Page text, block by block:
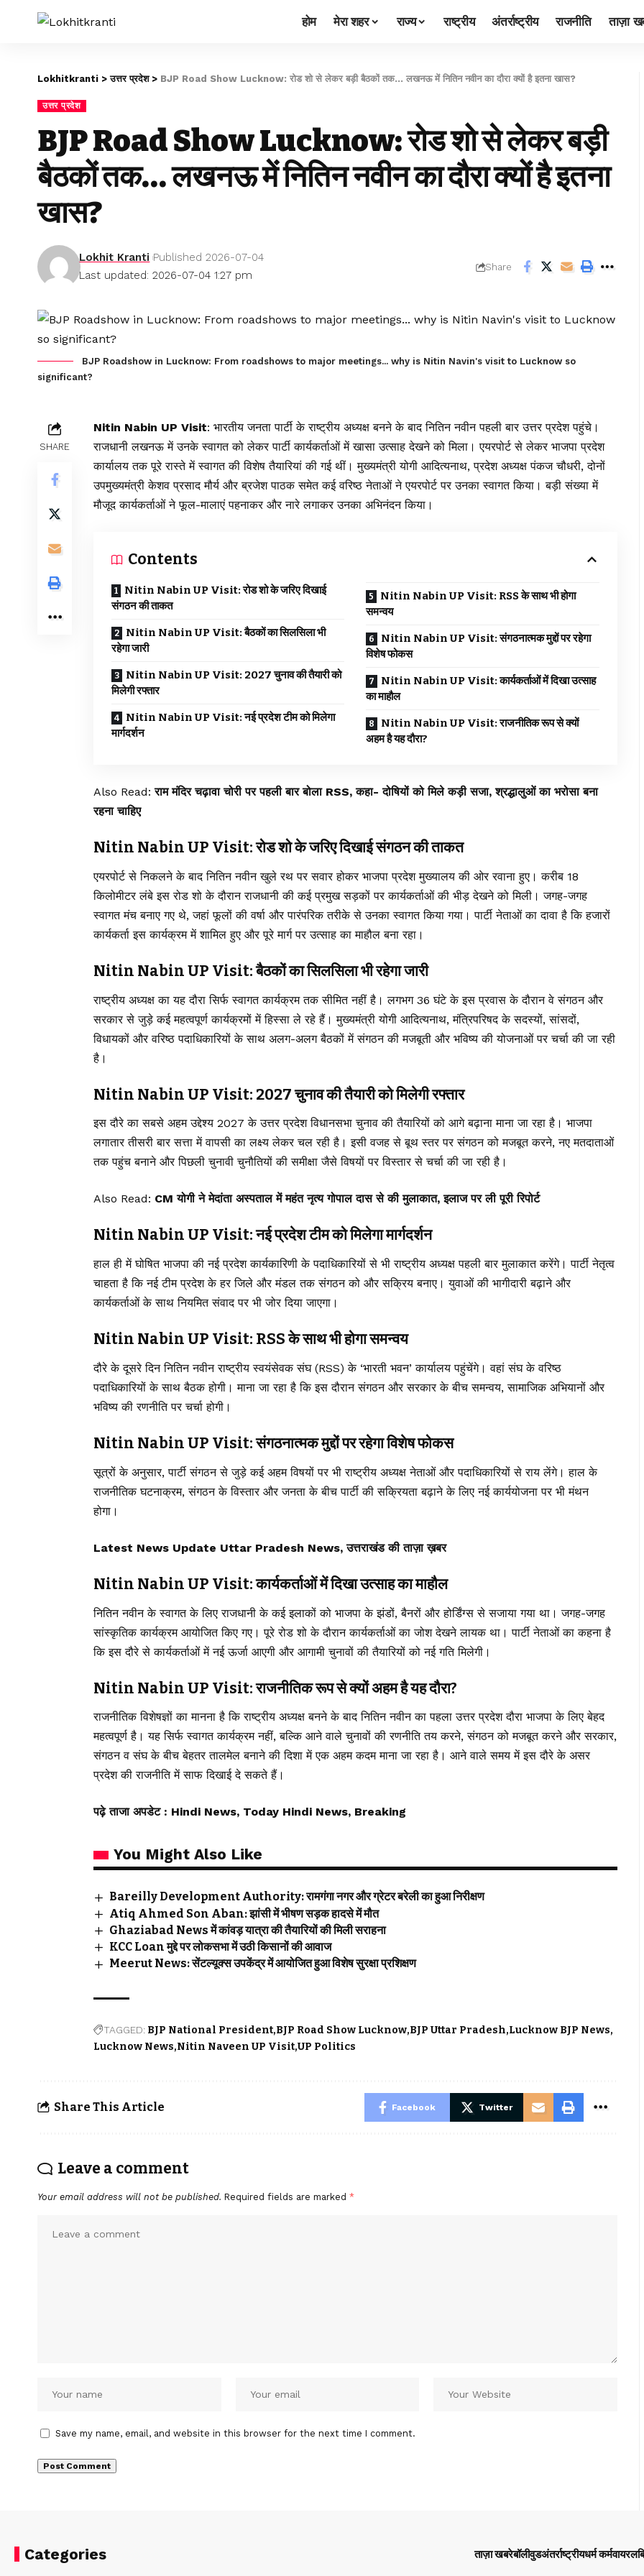
होम मेरा शहर राज्य राष्ट्रीय अंतर्राष्ट्रीय राजनीति ताज़ा
Lokhitkranti >उत्तर प्रदेश> BJP Road Show Lucknow: रोड शो से लेकर बड़ी बैठकों तक… लखनऊ में नितिन नवीन का दौरा क्यों है इतना खास?
उत्तर प्रदेश
BJP Road Show Lucknow: रोड शो से लेकर बड़ी
बैठकों तक… लखनऊ में नितिन नवीन का दौरा क्यों है इतना
खास?
Last updated: 2026-07-04 1:27 pm
Lokhit Kranti Published 2026-07-04
Share
BJP Roadshow in Lucknow: From roadshows to major meetings... why is Nitin Navin's visit to Lucknow so
significant?
SHARE
Nitin Nabin UP Visit: भारतीय जनता पार्टी के राष्ट्रीय अध्यक्ष बनने के बाद नितिन नवीन पहली बारउत्तर प्रदेशपहुंचे।
राजधानी लखनऊ में उनके स्वागत को लेकर पार्टी कार्यकर्ताओं में खासा उत्साह देखने को मिला। एयरपोर्ट से लेकर भाजपा प्रदेश
कार्यालय तक पूरे रास्ते में स्वागत की विशेष तैयारियां की गई थीं। मुख्यमंत्री योगी आदित्यनाथ, प्रदेश अध्यक्ष पंकज चौधरी, दोनों
उपमुख्यमंत्री केशव प्रसाद मौर्य और ब्रजेश पाठक समेत कई वरिष्ठ नेताओं ने एयरपोर्ट पर उनका स्वागत किया। बड़ी संख्या में
मौजूद कार्यकर्ताओं ने फूल-मालाएं पहनाकर और नारे लगाकर उनका अभिनंदन किया।
Contents
Nitin Nabin UP Visit: रोड शो के जरिए दिखाई
संगठन की ताकत
Nitin Nabin UP Visit: बैठकों का सिलसिला भी
रहेगा जारी
Nitin Nabin UP Visit: 2027 चुनाव की तैयारी को
मिलेगी रफ्तार
Nitin Nabin UP Visit: नई प्रदेश टीम को मिलेगा
मार्गदर्शन
Nitin Nabin UP Visit: RSS के साथ भी होगा
समन्वय
Nitin Nabin UP Visit: संगठनात्मक मुद्दों पर रहेगा
विशेष फोकस
Nitin Nabin UP Visit: कार्यकर्ताओं में दिखा उत्साह
का माहौल
Nitin Nabin UP Visit: राजनीतिक रूप से क्यों
अहम है यह दौरा?
Also Read:राम मंदिर चढ़ावा चोरी पर पहली बार बोला RSS, कहा- दोषियों को मिले कड़ी सजा, श्रद्धालुओं का भरोसा बना
रहना चाहिए
Nitin Nabin UP Visit: रोड शो के जरिए दिखाई संगठन की ताकत
एयरपोर्ट से निकलने के बाद नितिन नवीन खुले रथ पर सवार होकर भाजपा प्रदेश मुख्यालय की ओर रवाना हुए। करीब 18
किलोमीटर लंबे इस रोड शो के दौरान राजधानी की कई प्रमुख सड़कों पर कार्यकर्ताओं की भीड़ देखने को मिली। जगह-जगह
स्वागत मंच बनाए गए थे, जहां फूलों की वर्षा और पारंपरिक तरीके से उनका स्वागत किया गया। पार्टी नेताओं का दावा है कि हजारों
कार्यकर्ता इस कार्यक्रम में शामिल हुए और पूरे मार्ग पर उत्साह का माहौल बना रहा।
Nitin Nabin UP Visit: बैठकों का सिलसिला भी रहेगा जारी
राष्ट्रीय अध्यक्ष का यह दौरा सिर्फ स्वागत कार्यक्रम तक सीमित नहीं है। लगभग 36 घंटे के इस प्रवास के दौरान वे संगठन और
सरकार से जुड़े कई महत्वपूर्ण कार्यक्रमों में हिस्सा ले रहे हैं। मुख्यमंत्री योगी आदित्यनाथ, मंत्रिपरिषद के सदस्यों, सांसदों,
विधायकों और वरिष्ठ पदाधिकारियों के साथ अलग-अलग बैठकों में संगठन की मजबूती और भविष्य की योजनाओं पर चर्चा की जा रही
है।
Nitin Nabin UP Visit: 2027 चुनाव की तैयारी को मिलेगी रफ्तार
इस दौरे का सबसे अहम उद्देश्य 2027 के उत्तर प्रदेश विधानसभा चुनाव की तैयारियों को आगे बढ़ाना माना जा रहा है। भाजपा
लगातार तीसरी बार सत्ता में वापसी का लक्ष्य लेकर चल रही है। इसी वजह से बूथ स्तर पर संगठन को मजबूत करने, नए मतदाताओं
तक पहुंच बनाने और पिछली चुनावी चुनौतियों की समीक्षा जैसे विषयों पर विस्तार से चर्चा की जा रही है।
Also Read: CM योगी ने मेदांता अस्पताल में महंत नृत्य गोपाल दास से की मुलाकात, इलाज पर ली पूरी रिपोर्ट
Nitin Nabin UP Visit: नई प्रदेश टीम को मिलेगा मार्गदर्शन
हाल ही में घोषित भाजपा की नई प्रदेश कार्यकारिणी के पदाधिकारियों से भी राष्ट्रीय अध्यक्ष पहली बार मुलाकात करेंगे। पार्टी नेतृत्व
चाहता है कि नई टीम प्रदेश के हर जिले और मंडल तक संगठन को और सक्रिय बनाए। युवाओं की भागीदारी बढ़ाने और
कार्यकर्ताओं के साथ नियमित संवाद पर भी जोर दिया जाएगा।
Nitin Nabin UP Visit: RSS के साथ भी होगा समन्वय
दौरे के दूसरे दिन नितिन नवीन राष्ट्रीय स्वयंसेवक संघ (RSS) के ‘भारती भवन’ कार्यालय पहुंचेंगे। वहां संघ के वरिष्ठ
पदाधिकारियों के साथ बैठक होगी। माना जा रहा है कि इस दौरान संगठन और सरकार के बीच समन्वय, सामाजिक अभियानों और
भविष्य की रणनीति पर चर्चा होगी।
Nitin Nabin UP Visit: संगठनात्मक मुद्दों पर रहेगा विशेष फोकस
सूत्रों के अनुसार, पार्टी संगठन से जुड़े कई अहम विषयों पर भी राष्ट्रीय अध्यक्ष नेताओं और पदाधिकारियों से राय लेंगे। हाल के
राजनीतिक घटनाक्रम, संगठन के विस्तार और जनता के बीच पार्टी की सक्रियता बढ़ाने के लिए नई कार्ययोजना पर भी मंथन
होगा।
Latest News Update Uttar Pradesh News, उत्तराखंड की ताज़ा ख़बर
Nitin Nabin UP Visit: कार्यकर्ताओं में दिखा उत्साह का माहौल
नितिन नवीन के स्वागत के लिए राजधानी के कई इलाकों को भाजपा के झंडों, बैनरों और होर्डिंग्स से सजाया गया था। जगह-जगह
सांस्कृतिक कार्यक्रम आयोजित किए गए। पूरे रोड शो के दौरान कार्यकर्ताओं का जोश देखने लायक था। पार्टी नेताओं का कहना है
कि इस दौरे से कार्यकर्ताओं में नई ऊर्जा आएगी और आगामी चुनावों की तैयारियों को नई गति मिलेगी।
Nitin Nabin UP Visit: राजनीतिक रूप से क्यों अहम है यह दौरा?
राजनीतिक विशेषज्ञों का मानना है कि राष्ट्रीय अध्यक्ष बनने के बाद नितिन नवीन का पहला उत्तर प्रदेश दौरा भाजपा के लिए बेहद
महत्वपूर्ण है। यह सिर्फ स्वागत कार्यक्रम नहीं, बल्कि आने वाले चुनावों की रणनीति तय करने, संगठन को मजबूत करने और सरकार,
संगठन व संघ के बीच बेहतर तालमेल बनाने की दिशा में एक अहम कदम माना जा रहा है। आने वाले समय में इस दौरे के असर
प्रदेश की राजनीति में साफ दिखाई दे सकते हैं।
पढ़े ताजा अपडेट : Hindi News, Today Hindi News, Breaking
You Might Also Like
Bareilly Development Authority: रामगंगा नगर और ग्रेटर बरेली का हुआ निरीक्षण
Atiq Ahmed Son Aban: झांसी में भीषण सड़क हादसे में मौत
Ghaziabad News में कांवड़ यात्रा की तैयारियों की मिली सराहना
KCC Loan मुद्दे पर लोकसभा में उठी किसानों की आवाज
Meerut News: सेंटल्यूक्स उपकेंद्र में आयोजित हुआ विशेष सुरक्षा प्रशिक्षण
TAGGED: BJP National President BJP Road Show Lucknow BJP Uttar Pradesh Lucknow BJP News
Lucknow News Nitin Naveen UP Visit UP Politics
Share This Article Facebook Twitter
Leave a comment
Your email address will not be published. Required fields are marked *
Save my name, email, and website in this browser for the next time I comment.
Categories ताज़ा खबरेबॉलीवुडअंतर्राष्ट्रीयधर्म कर्मवायरल